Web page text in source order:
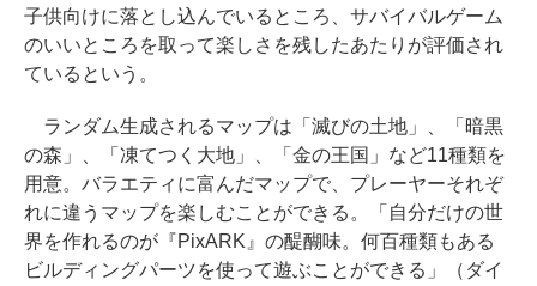
子供向けに落とし込んでいるところ、サバイバルゲーム
のいいところを取って楽しさを残したあたりが評価され
ているという。
ランダム生成されるマップは「滅びの土地」、「暗黒
の森」、「凍てつく大地」、「金の王国」など11種類を
用意。バラエティに富んだマップで、プレーヤーそれぞ
れに違うマップを楽しむことができる。「自分だけの世
界を作れるのが『PixARK』の醍醐味。何百種類もある
ビルディングパーツを使って遊ぶことができる」（ダイ